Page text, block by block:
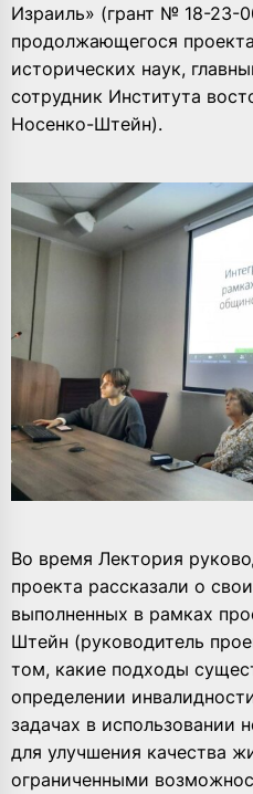
Израиль» (грант № 18-23-
продолжающегося
исторических наук,
сотрудник Института
Носенко-Штейн).
Во время Лектория
проекта рассказали о
выполненных в рамках
Штейн (руководитель
том, какие подходы
определении
задачах в использовании
для улучшения качества
ограниченными